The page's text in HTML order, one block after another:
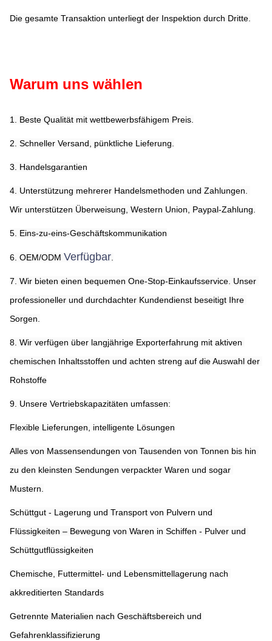
Die gesamte Transaktion unterliegt der Inspektion durch Dritte.
Warum uns wählen
1. Beste Qualität mit wettbewerbsfähigem Preis.
2. Schneller Versand, pünktliche Lieferung.
3. Handelsgarantien
4. Unterstützung mehrerer Handelsmethoden und Zahlungen.
Wir unterstützen Überweisung, Western Union, Paypal-Zahlung.
5. Eins-zu-eins-Geschäftskommunikation
6. OEM/ODM Verfügbar
7. Wir bieten einen bequemen One-Stop-Einkaufsservice. Unser
professioneller und durchdachter Kundendienst beseitigt Ihre
Sorgen.
8. Wir verfügen über langjährige Exporterfahrung mit aktiven
chemischen Inhaltsstoffen und achten streng auf die Auswahl der
Rohstoffe
9. Unsere Vertriebskapazitäten umfassen:
Flexible Lieferungen, intelligente Lösungen
Alles von Massensendungen von Tausenden von Tonnen bis hin
zu den kleinsten Sendungen verpackter Waren und sogar
Mustern.
Schüttgut - Lagerung und Transport von Pulvern und
Flüssigkeiten – Bewegung von Waren in Schiffen - Pulver und
Schüttgutflüssigkeiten
Chemische, Futtermittel- und Lebensmittellagerung nach
akkreditierten Standards
Getrennte Materialien nach Geschäftsbereich und
Gefahrenklassifizierung